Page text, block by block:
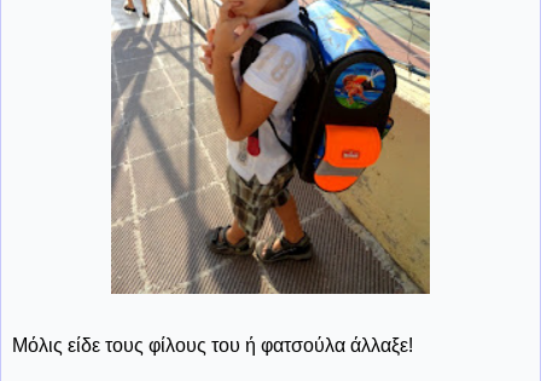
Μόλις είδε τους φίλους του ή φατσούλα άλλαξε!